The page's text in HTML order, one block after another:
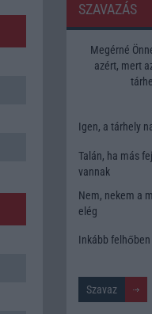
SZAVAZÁS
Megérné
azért, mert
Igen, a tárhely
Talán, ha más
vannak
Nem, nekem a
elég
Inkább